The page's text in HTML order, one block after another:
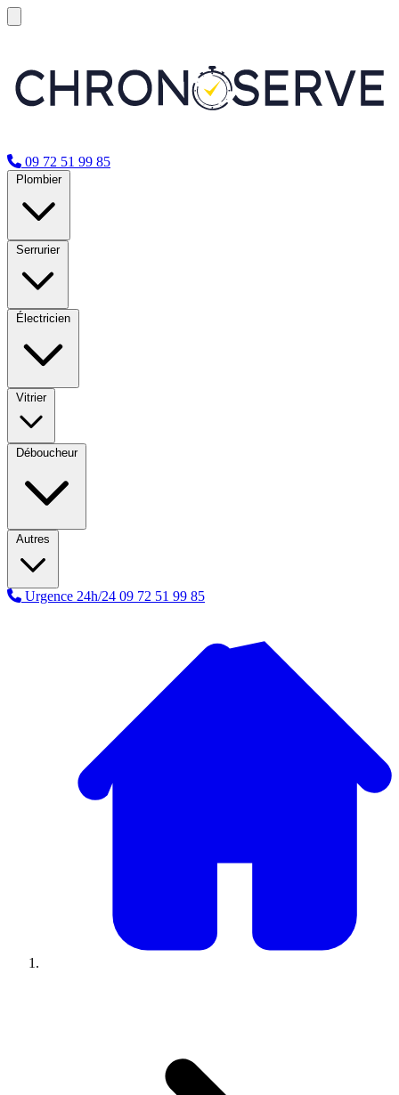
09 72 51 99 85
Plombier
Serrurier
Électricien
Vitrier
Déboucheur
Autres
Urgence 24h/24 09 72 51 99 85